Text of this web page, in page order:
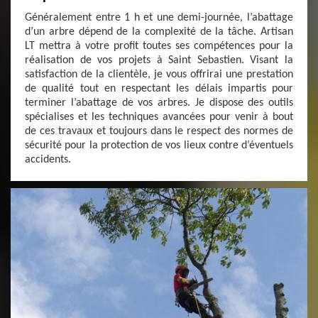
Généralement entre 1 h et une demi-journée, l’abattage
d’un arbre dépend de la complexité de la tâche. Artisan
LT mettra à votre profit toutes ses compétences pour la
réalisation de vos projets à Saint Sebastien. Visant la
satisfaction de la clientèle, je vous offrirai une prestation
de qualité tout en respectant les délais impartis pour
terminer l’abattage de vos arbres. Je dispose des outils
spécialises et les techniques avancées pour venir à bout
de ces travaux et toujours dans le respect des normes de
sécurité pour la protection de vos lieux contre d’éventuels
accidents.